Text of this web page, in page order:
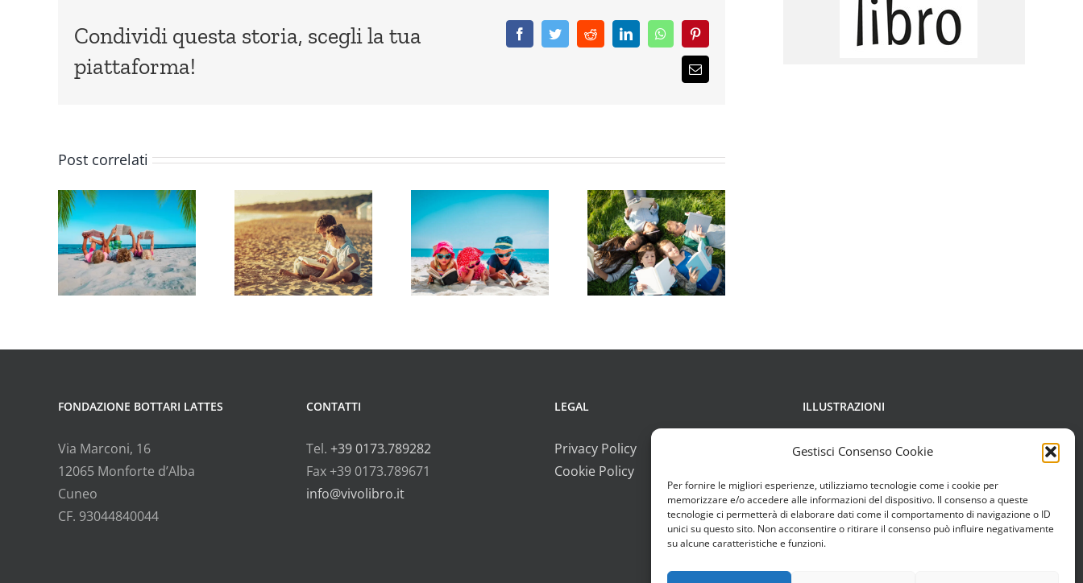
Gestisci Consenso Cookie
Per fornire le migliori esperienze, utilizziamo tecnologie come i cookie per
memorizzare e/o accedere alle informazioni del dispositivo. Il consenso a queste
tecnologie ci permetterà di elaborare dati come il comportamento di navigazione o ID
unici su questo sito. Non acconsentire o ritirare il consenso può influire negativamente
su alcune caratteristiche e funzioni.
Condividi questa storia, scegli la tua
piattaforma!
FacebookTwitterRedditLinkedInWhatsAppPinterest
Email
Post correlati
Luglio
2026, gli
eventi
consigliati
Giugno
2026, gli
eventi
consigliati
Maggio
2026, gli
eventi
consigliati
FONDAZIONE BOTTARI LATTES
Via Marconi, 16
12065 Monforte d’Alba
Cuneo
CF. 93044840044
CONTATTI
Tel. +39 0173.789282
Fax +39 0173.789671
info@vivolibro.it
LEGAL
Privacy Policy
Cookie Policy
ILLUSTRAZIONI
Copyright di Francesca Chessa,
Rizzo, Studio di animazione
Làstrego & Testa.